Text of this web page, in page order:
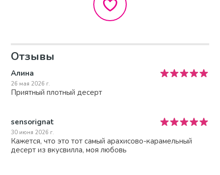
Отзывы
Алина
26 мая 2026 г.
Приятный плотный десерт
sensorignat
30 июня 2026 г.
Кажется, что это тот самый арахисово-карамельный
десерт из вкусвилла, моя любовь